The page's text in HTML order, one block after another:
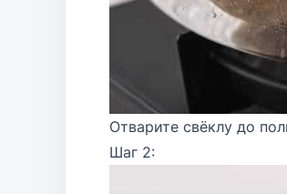
Отварите свёклу до
Шаг 2: